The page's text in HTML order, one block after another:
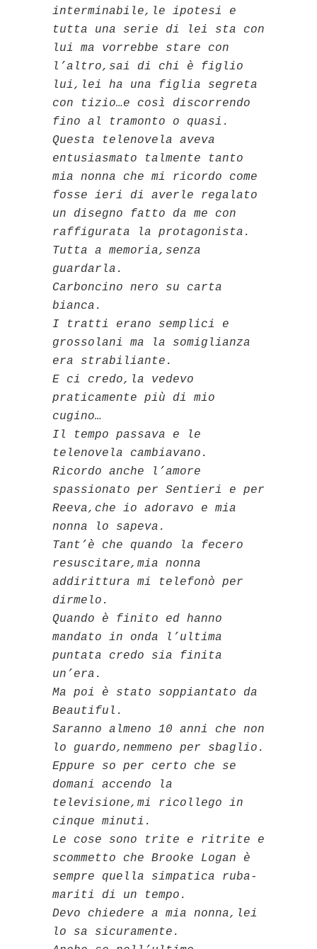
interminabile,le ipotesi e
tutta una serie di lei sta con
lui ma vorrebbe stare con
l’altro,sai di chi è figlio
lui,lei ha una figlia segreta
con tizio…e così discorrendo
fino al tramonto o quasi.
Questa telenovela aveva
entusiasmato talmente tanto
mia nonna che mi ricordo come
fosse ieri di averle regalato
un disegno fatto da me con
raffigurata la protagonista .
Tutta a memoria,senza
guardarla.
Carboncino nero su carta
bianca.
I tratti erano semplici e
grossolani ma la somiglianza
era strabiliante.
E ci credo,la vedevo
praticamente più di mio
cugino…
Il tempo passava e le
telenovela cambiavano.
Ricordo anche l’amore
spassionato per Sentieri e per
Reeva,che io adoravo e mia
nonna lo sapeva.
Tant’è che quando la fecero
resuscitare,mia nonna
addirittura mi telefonò per
dirmelo.
Quando è finito ed hanno
mandato in onda l’ultima
puntata credo sia finita
un’era.
Ma poi è stato soppiantato da
Beautiful.
Saranno almeno 10 anni che non
lo guardo,nemmeno per sbaglio.
Eppure so per certo che se
domani accendo la
televisione,mi ricollego in
cinque minuti.
Le cose sono trite e ritrite e
scommetto che Brooke Logan è
sempre quella simpatica ruba-
mariti di un tempo.
Devo chiedere a mia nonna,lei
lo sa sicuramente.